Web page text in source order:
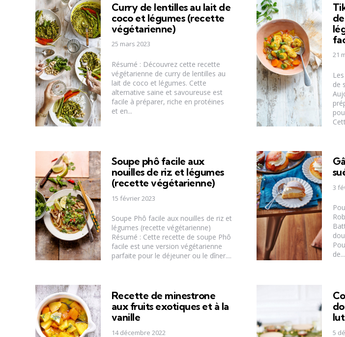
Curry de lentilles au lait de
coco et légumes (recette
végétarienne)
25 mars 2023
Résumé : Découvrez cette recette
végétarienne de curry de lentilles au
lait de coco et légumes. Cette
alternative saine et savoureuse est
facile à préparer, riche en protéines
et en...
21
de
Soupe phô facile aux
nouilles de riz et légumes
(recette végétarienne)
15 février 2023
Soupe Phô facile aux nouilles de riz et
légumes (recette végétarienne)
Résumé : Cette recette de soupe Phô
facile est une version végétarienne
parfaite pour le déjeuner ou le dîner....
3
de...
Recette de minestrone
aux fruits exotiques et à la
vanille
14 décembre 2022 5